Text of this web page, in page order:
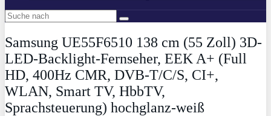
Samsung UE55F6510 138 cm (55 Zoll) 3D-
LED-Backlight-Fernseher, EEK A+ (Full
HD, 400Hz CMR, DVB-T/C/S, CI+,
WLAN, Smart TV, HbbTV,
Sprachsteuerung) hochglanz-weiß